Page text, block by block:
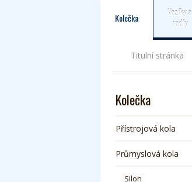
Kolečka
Vozíky a
rudly
Titulní stránka
Kolečka
Přístrojová kola
Průmyslová kola
Silon